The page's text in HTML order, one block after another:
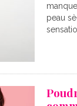
peau